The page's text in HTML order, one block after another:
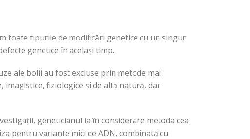
toate tipurile de modificări genetice cu un singur
genetice în același timp.
ale bolii au fost excluse prin metode mai
fiziologice și de altă natură, dar
geneticianul ia în considerare metoda cea
pentru variante mici de ADN, combinată cu